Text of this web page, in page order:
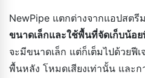
NewPipe แตกต่างจากแอปสต
ขนาดเล็กและใช้พื้นที่จัดเก็บน้อ
จะมีขนาดเล็ก แต่ก็เต็มไปด้วยฟี
พื้นหลัง โหมดเสียงเท่านั้น และ